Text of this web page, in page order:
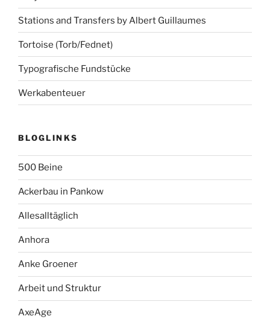
Stations and Transfers by Albert Guillaumes
Tortoise (Torb/Fednet)
Typografische Fundstücke
Werkabenteuer
BLOGLINKS
500 Beine
Ackerbau in Pankow
Allesalltäglich
Anhora
Anke Groener
Arbeit und Struktur
AxeAge